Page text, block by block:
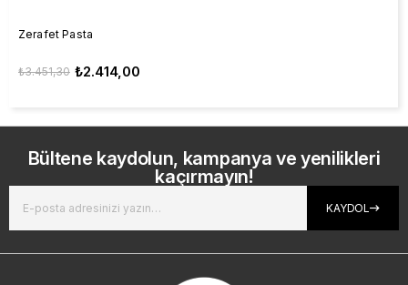
Zerafet Pasta
₺2.414,00
₺3.451,30
Bültene kaydolun, kampanya ve yenilikleri
kaçırmayın!
KAYDOL